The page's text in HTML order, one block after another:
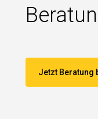
Jetzt Beratung